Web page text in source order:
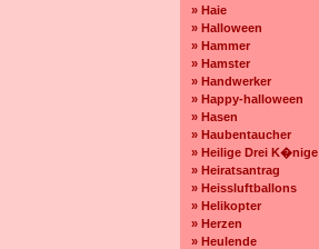
» Haie
» Halloween
» Hammer
» Hamster
» Handwerker
» Happy-halloween
» Hasen
» Haubentaucher
» Heilige Drei K�nige
» Heiratsantrag
» Heissluftballons
» Helikopter
» Herzen
» Heulende